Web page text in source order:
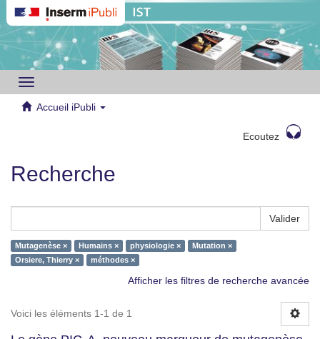
Toggle
navigation
Accueil iPubli
Ecoutez
Recherche
Valider
Mutagenèse × Humains × physiologie ×
Mutation ×
Orsiere, Thierry ×
méthodes ×
Afficher les filtres de recherche avancée
Voici les éléments 1-1 de 1